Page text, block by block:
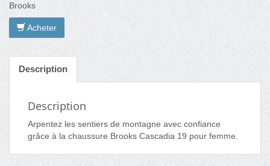
Brooks
Acheter
Description
Description
Arpentez les sentiers de montagne avec confiance
grâce à la chaussure Brooks Cascadia 19 pour femme.